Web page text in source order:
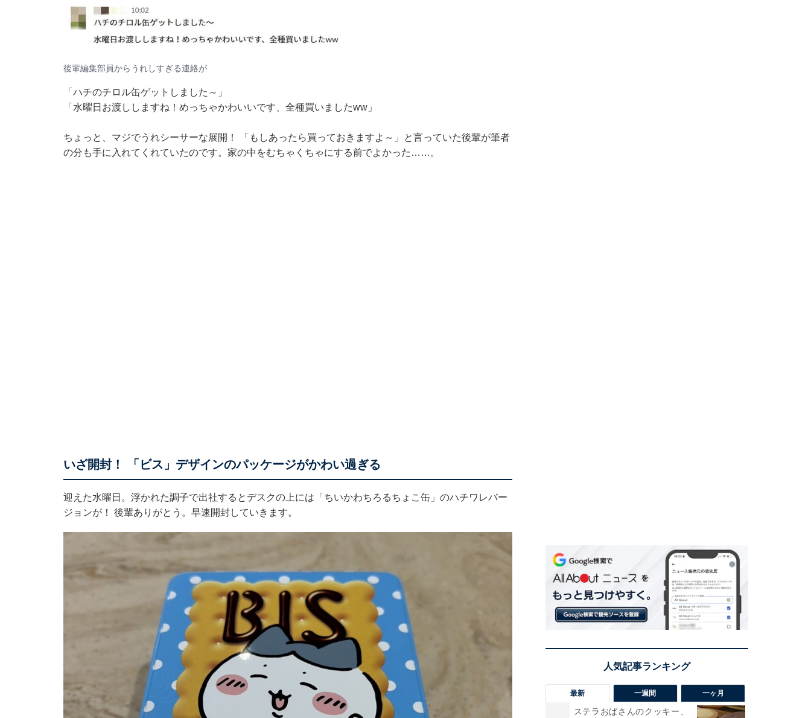
後輩編集部員からうれしすぎる連絡が
「ハチのチロル缶ゲットしました～」
「水曜日お渡ししますね！めっちゃかわいいです、全種買いましたww」
ちょっと、マジでうれシーサーな展開！ 「もしあったら買っておきますよ～」と言っていた後輩が筆者
の分も手に入れてくれていたのです。家の中をむちゃくちゃにする前でよかった……。
いざ開封！ 「ビス」デザインのパッケージがかわい過ぎる
迎えた水曜日。浮かれた調子で出社するとデスクの上には「ちいかわちろるちょこ缶」のハチワレバー
ジョンが！ 後輩ありがとう。早速開封していきます。
最新 一週間 一ヶ月
ステラおばさんのクッキー、